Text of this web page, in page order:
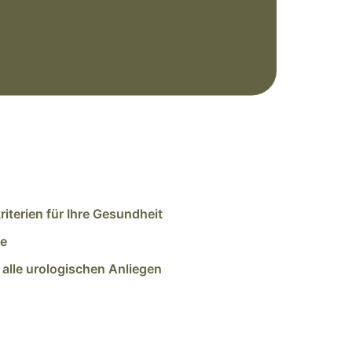
für Ihre Gesundheit
urologischen Anliegen